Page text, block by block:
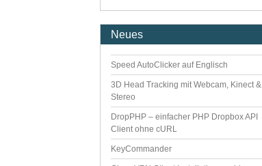
Neues
Speed AutoClicker auf Englisch
3D Head Tracking mit Webcam, Kinect &
Stereo
DropPHP – einfacher PHP Dropbox API
Client ohne cURL
KeyCommander